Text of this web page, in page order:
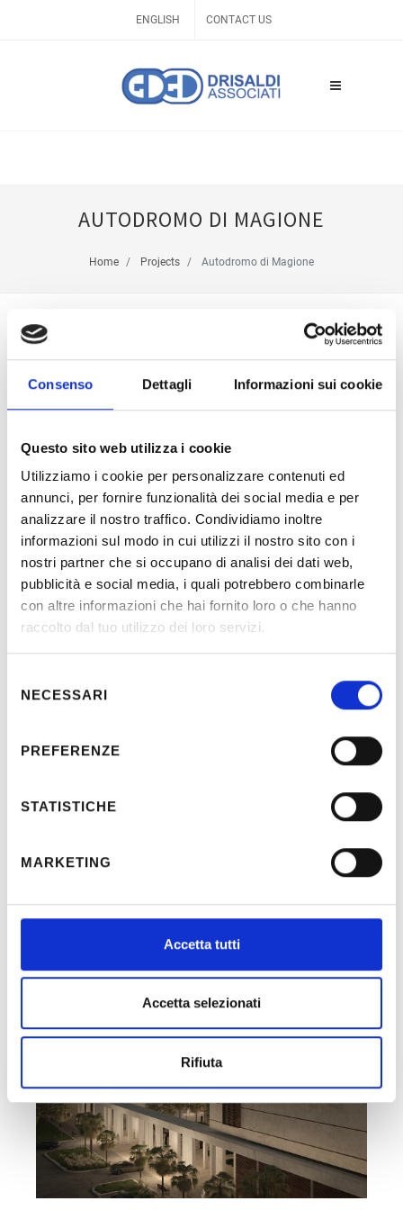
Consenso Dettagli Informazioni sui cookie
Questo sito web utilizza i cookie
Utilizziamo i cookie per personalizzare contenuti ed
annunci, per fornire funzionalità dei social media e per
analizzare il nostro traffico. Condividiamo inoltre
informazioni sul modo in cui utilizzi il nostro sito con i
nostri partner che si occupano di analisi dei dati web,
pubblicità e social media, i quali potrebbero combinarle
con altre informazioni che hai fornito loro o che hanno
raccolto dal tuo utilizzo dei loro servizi.
delNECESSARI
PREFERENZE
STATISTICHE
MARKETING
Accetta tutti
Accetta selezionati
Rifiuta
ENGLISH CONTACT US
AUTODROMO DI MAGIONE
Home Projects Autodromo di Magione
Description
related infrastructures (swimming pool, camping…) of
Umbria’s Autodrome.
Location:
Period:
Recent Posts